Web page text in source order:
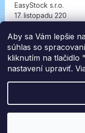
Aby sa Vám lepšie
súhlas so
kliknutím na tlačidlo
nastavení upraviť.
EasyStock s.r.o.
17. listopadu 220
IČ: 07727402, DIČ: